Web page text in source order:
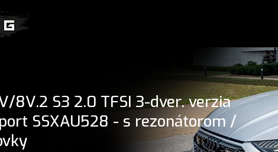
8V.2 S3 2.0 TFSI 3-dver. verzia
SSXAU528 - s rezonátorom /